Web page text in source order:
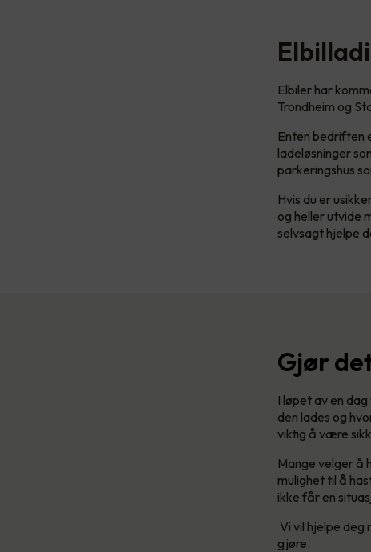
Elbiler har
Trondheim og
Enten bedriften
ladeløsninger
parkeringshus
Hvis du er
og heller utvide
selvsagt hjelpe
Gjør
I løpet av en
den lades og
viktig å være
Mange velger å
mulighet til å
ikke får en
Vi vil hjelpe deg
gjøre.